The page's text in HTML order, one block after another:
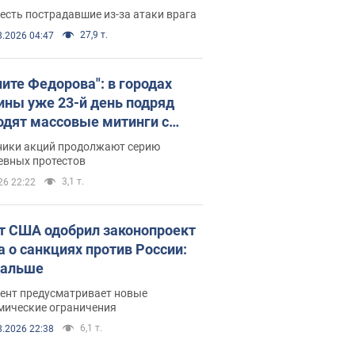
пострадавшие из-за атаки врага
04:47 27,9 т.
Федорова": в городах
уже 23-й день подряд
массовые митинги с
Фото и видео
акций продолжают серию
протестов
22:22 3,1 т.
США одобрил законопроект
о санкциях против России:
предусматривает новые
ограничения
22:38 6,1 т.